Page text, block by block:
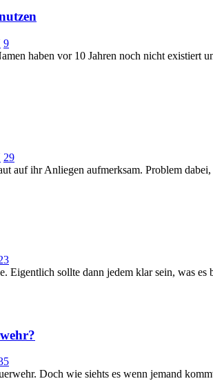
9
haben vor 10 Jahren noch nicht existiert
29
auf ihr Anliegen aufmerksam. Problem
Eigentlich sollte dann jedem klar sein, was
Doch wie siehts es wenn jemand